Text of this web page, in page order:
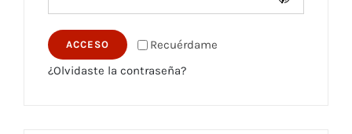
Recuérdame
ACCESO
¿Olvidaste la contraseña?